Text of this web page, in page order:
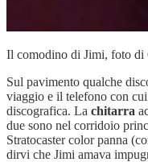
Il comodino di Jimi, foto di
Sul pavimento qualche
viaggio e il telefono con
discografica. La chitarra
due sono nel corridoio
Stratocaster color panna
dirvi che Jimi amava